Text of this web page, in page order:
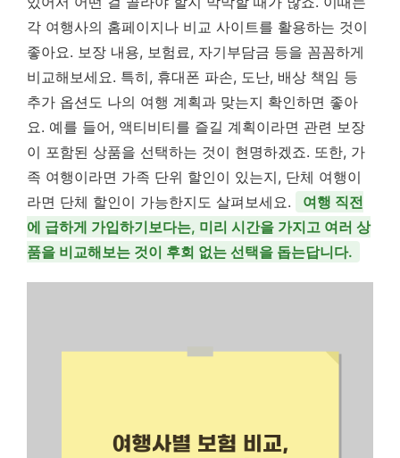
각 여행사의 홈페이지나 비교 사이트를 활용하는 것이
좋아요. 보장 내용, 보험료, 자기부담금 등을 꼼꼼하게
비교해보세요. 특히, 휴대폰 파손, 도난, 배상 책임 등
추가 옵션도 나의 여행 계획과 맞는지 확인하면 좋아
요. 예를 들어, 액티비티를 즐길 계획이라면 관련 보장
이 포함된 상품을 선택하는 것이 현명하겠죠. 또한, 가
족 여행이라면 가족 단위 할인이 있는지, 단체 여행이
라면 단체 할인이 가능한지도 살펴보세요.
여행 직전
에 급하게 가입하기보다는, 미리 시간을 가지고 여러 상
품을 비교해보는 것이 후회 없는 선택을 돕는답니다.